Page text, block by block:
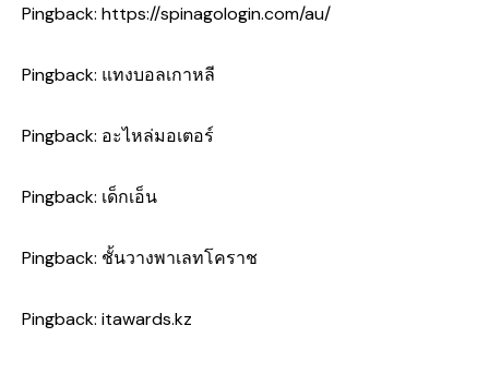
Pingback: https://spinagologin.com/au/
Pingback: แทงบอลเกาหลี
Pingback: อะไหล่มอเตอร์
Pingback: เด็กเอ็น
Pingback: ชั้นวางพาเลทโคราช
Pingback: itawards.kz